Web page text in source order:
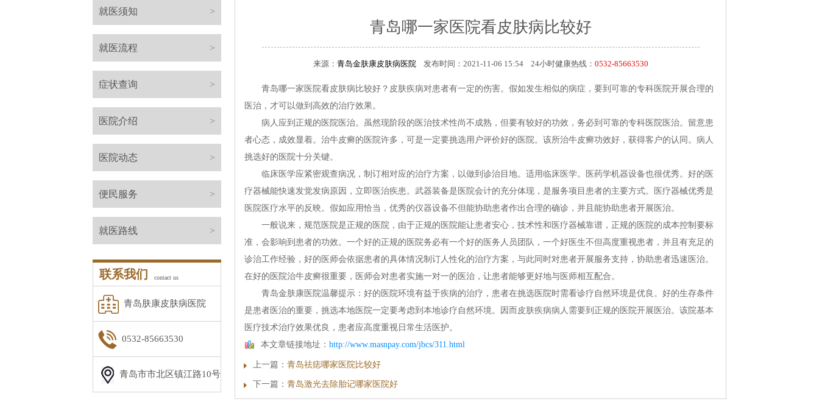
就医须知 >
就医流程 >
症状查询 >
医院介绍 >
医院动态 >
便民服务 >
就医路线 >
联系我们 contact us
青岛肤康皮肤病医院
0532-85663530
青岛市市北区镇江路10号
青岛哪一家医院看皮肤病比较好
来源： 青岛金肤康皮肤病医院发布时间：2021-11-06 15:54 24小时健康热线： 0532-85663530
青岛哪一家医院看皮肤病比较好？皮肤疾病对患者有一定的伤害。假如发生相似的病症，要到可靠的专科医院开展合理的
医治，才可以做到高效的治疗效果。
病人应到正规的医院医治。虽然现阶段的医治技术性尚不成熟，但要有较好的功效，务必到可靠的专科医院医治。留意患
者心态，成效显着。治牛皮癣的医院许多，可是一定要挑选用户评价好的医院。该所治牛皮癣功效好，获得客户的认同。病人
挑选好的医院十分关键。
临床医学应紧密观查病况，制订相对应的治疗方案，以做到诊治目地。适用临床医学。医药学机器设备也很优秀。好的医
疗器械能快速发觉发病原因，立即医治疾患。武器装备是医院会计的充分体现，是服务项目患者的主要方式。医疗器械优秀是
医院医疗水平的反映。假如应用恰当，优秀的仪器设备不但能协助患者作出合理的确诊，并且能协助患者开展医治。
一般说来，规范医院是正规的医院，由于正规的医院能让患者安心，技术性和医疗器械靠谱，正规的医院的成本控制要标
准，会影响到患者的功效。一个好的正规的医院务必有一个好的医务人员团队，一个好医生不但高度重视患者，并且有充足的
诊治工作经验，好的医师会依据患者的具体情况制订人性化的治疗方案，与此同时对患者开展服务支持，协助患者迅速医治。
在好的医院治牛皮癣很重要，医师会对患者实施一对一的医治，让患者能够更好地与医师相互配合。
青岛金肤康医院温馨提示：好的医院环境有益于疾病的治疗，患者在挑选医院时需看诊疗自然环境是优良。好的生存条件
是患者医治的重要，挑选本地医院一定要考虑到本地诊疗自然环境。因而皮肤疾病病人需要到正规的医院开展医治。该院基本
医疗技术治疗效果优良，患者应高度重视日常生活医护。
本文章链接地址： http://www.masnpay.com/jbcs/311.html
上一篇： 青岛祛痣哪家医院比较好
下一篇： 青岛激光去除胎记哪家医院好